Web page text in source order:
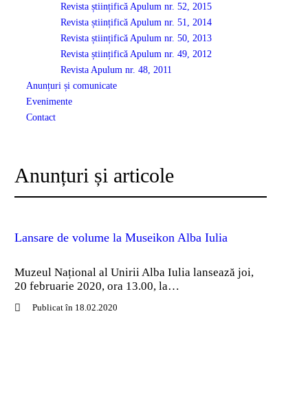
Revista științifică Apulum nr. 52, 2015
Revista științifică Apulum nr. 51, 2014
Revista științifică Apulum nr. 50, 2013
Revista științifică Apulum nr. 49, 2012
Revista Apulum nr. 48, 2011
Anunțuri și comunicate
Evenimente
Contact
Anunțuri și articole
Lansare de volume la Museikon Alba Iulia
Muzeul Național al Unirii Alba Iulia lansează joi,
20 februarie 2020, ora 13.00, la…
Publicat în 18.02.2020